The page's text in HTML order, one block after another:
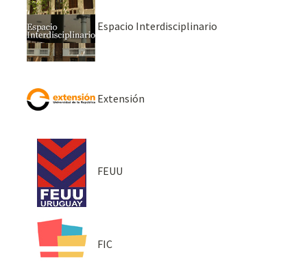
Espacio Interdisciplinario
Extensión
FEUU
FIC